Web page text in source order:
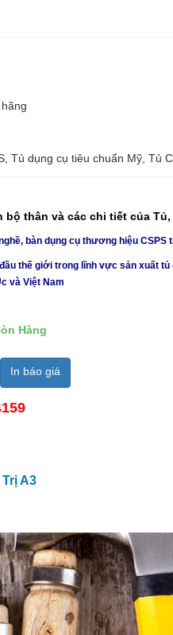
Tủ dụng cụ tiêu chuẩn Mỹ, Tủ
thân và các chi tiết của Tủ,
bàn dụng cụ thương hiệu CSPS
thế giới trong lĩnh vực sản xuất tủ
và Việt Nam
Hàng
In báo giá
A3